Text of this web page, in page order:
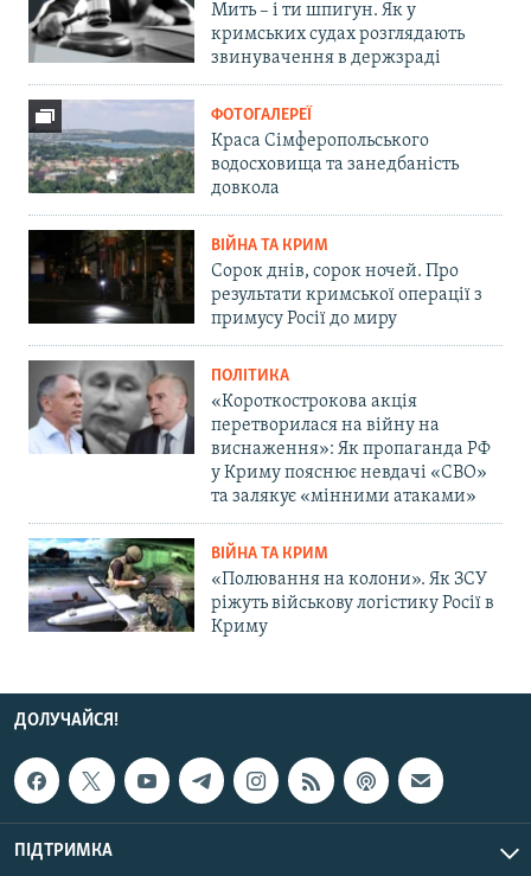
Мить – і ти шпигун. Як у
кримських судах розглядають
звинувачення в держзраді
ФОТОГАЛЕРЕЇ
Краса Сімферопольського
водосховища та занедбаність
довкола
ВІЙНА ТА КРИМ
Сорок днів, сорок ночей. Про
результати кримської операції з
примусу Росії до миру
ПОЛІТИКА
«Короткострокова акція
перетворилася на війну на
виснаження»: Як пропаганда РФ
у Криму пояснює невдачі «СВО»
та залякує «мінними атаками»
ВІЙНА ТА КРИМ
«Полювання на колони». Як ЗСУ
ріжуть військову логістику Росії в
Криму
ДОЛУЧАЙСЯ!
ПІДТРИМКА